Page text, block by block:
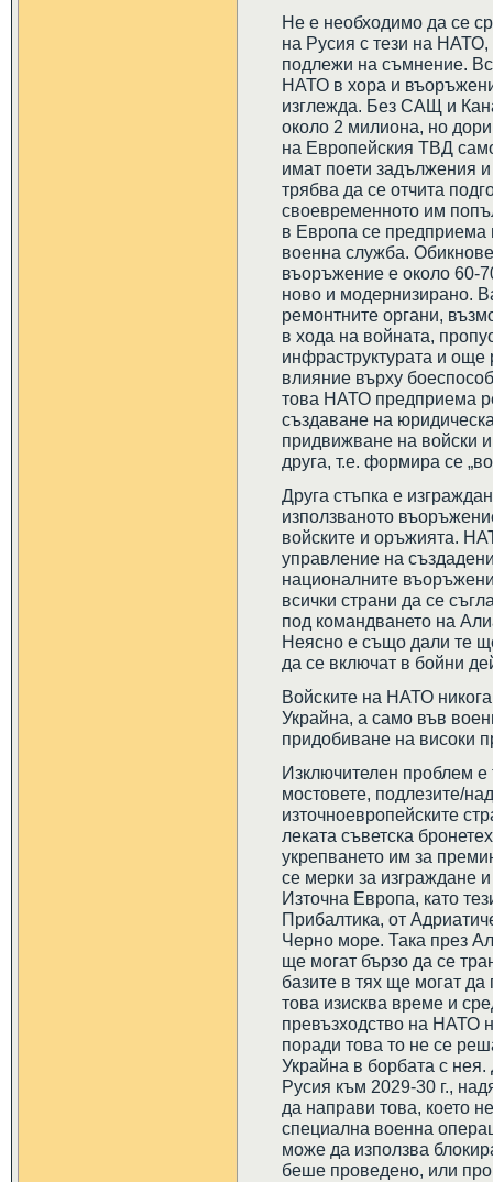
Не е необходимо да се
на Русия с тези на НАТО,
подлежи на съмнение.
НАТО в хора и
изглежда. Без САЩ и
около 2 милиона, но
на Европейския ТВД
имат поети задължения
трябва да се отчита
своевременното им
в Европа се предприема
военна служба.
въоръжение е около 60-
ново и модернизирано.
ремонтните органи,
в хода на войната,
инфраструктурата и още
влияние върху
това НАТО предприема
създаване на
придвижване на войски
друга, т.е. формира се
Друга стъпка е
използваното
войските и оръжията.
управление на
националните
всички страни да се
под командването на
Неясно е също дали те
да се включат в бойни
Войските на НАТО
Украйна, а само във
придобиване на високи
Изключителен проблем е
мостовете, подлезите/
източноевропейските
леката съветска
укрепването им за
се мерки за изграждане
Източна Европа, като
Прибалтика, от
Черно море. Така през
ще могат бързо да се
базите в тях ще могат
това изисква време и
превъзходство на НАТО
поради това то не се
Украйна в борбата с
Русия към 2029-30 г.,
да направи това, което
специална военна
може да използва
беше проведено, или